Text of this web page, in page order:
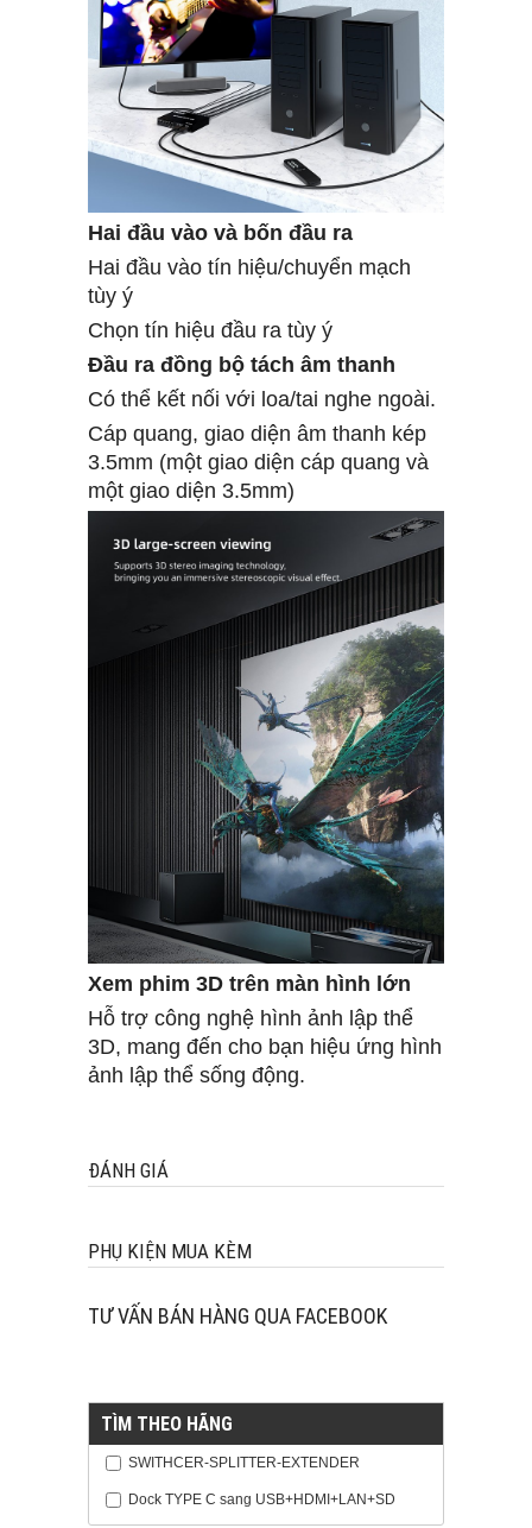
Hai đầu vào và bốn đầu ra
Hai đầu vào tín hiệu/chuyển mạch
tùy ý
Chọn tín hiệu đầu ra tùy ý
Đầu ra đồng bộ tách âm thanh
Có thể kết nối với loa/tai nghe ngoài.
Cáp quang, giao diện âm thanh kép
3.5mm (một giao diện cáp quang và
một giao diện 3.5mm)
Xem phim 3D trên màn hình lớn
Hỗ trợ công nghệ hình ảnh lập thể
3D, mang đến cho bạn hiệu ứng hình
ảnh lập thể sống động.
ĐÁNH GIÁ
PHỤ KIỆN MUA KÈM
TƯ VẤN BÁN HÀNG QUA FACEBOOK
TÌM THEO HÃNG
SWITHCER-SPLITTER-EXTENDER
Dock TYPE C sang USB+HDMI+LAN+SD